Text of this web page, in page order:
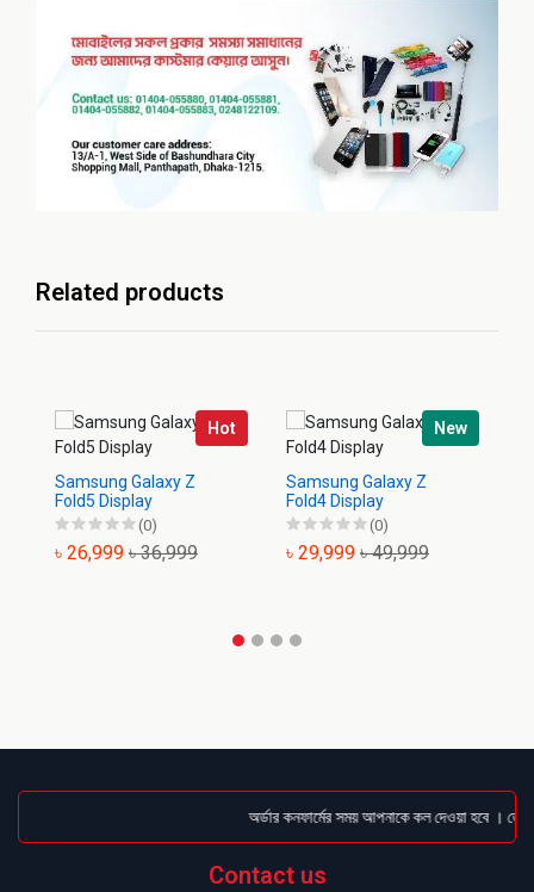
Related products
Hot
Samsung Galaxy Z
Fold5 Display
(0)
৳ 26,999 ৳ 36,999
New
Samsung Galaxy Z
Fold4 Display
(0)
৳ 29,999 ৳ 49,999
অর্ডার কনফার্মের সময় আপনাকে কল দেওয়া হবে ।
Contact us